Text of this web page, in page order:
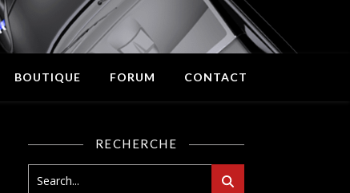
BOUTIQUE FORUM CONTACT
RECHERCHE